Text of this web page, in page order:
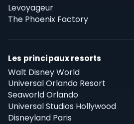
Levoyageur
The Phoenix Factory
Les principaux resorts
Walt Disney World
Universal Orlando Resort
Seaworld Orlando
Universal Studios Hollywood
Disneyland Paris